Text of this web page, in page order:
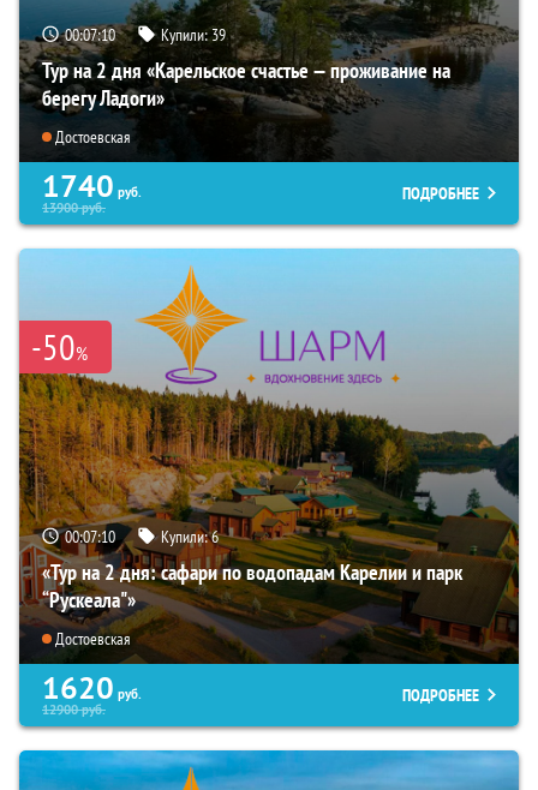
00:07:08 Купили:39
Тур на 2 дня «Карельское счастье — проживание на
берегу Ладоги»
Достоевская
1740 руб.
13900руб.
ПОДРОБНЕЕ
-50%
00:07:08 Купили:6
«Тур на 2 дня: сафари по водопадам Карелии и парк
“Рускеала"»
Достоевская
1620 руб.
12900руб.
ПОДРОБНЕЕ